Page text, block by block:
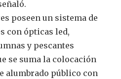
poseen un sistema de
con ópticas led,
y pescantes
se suma la colocación
alumbrado público con